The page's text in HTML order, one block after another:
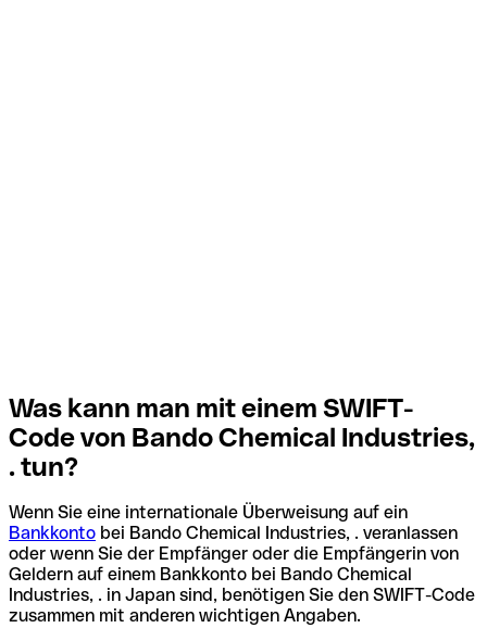
Was kann man mit einem SWIFT-
Code von Bando Chemical Industries,
. tun?
Wenn Sie eine internationale Überweisung auf ein
Bankkonto bei Bando Chemical Industries, . veranlassen
oder wenn Sie der Empfänger oder die Empfängerin von
Geldern auf einem Bankkonto bei Bando Chemical
Industries, . in Japan sind, benötigen Sie den SWIFT-Code
zusammen mit anderen wichtigen Angaben.